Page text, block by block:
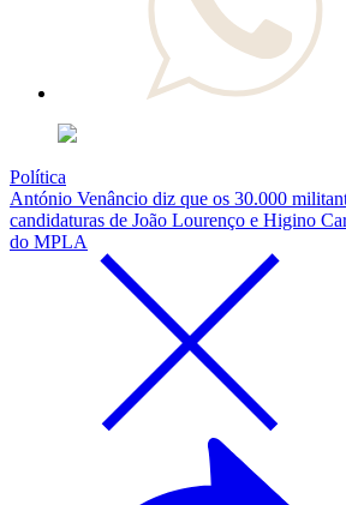
Política
António Venâncio diz que os 30.000
candidaturas de João Lourenço e Higino
do MPLA